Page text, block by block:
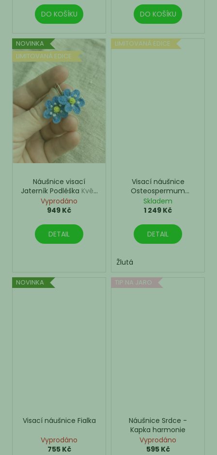
DO KOŠÍKU DO KOŠÍKU
NOVINKA
LIMITOVANÁ EDICE
Náušnice visací
Jaterník Podléška Květ,
který drží tvar
Vyprodáno
949 Kč
DETAIL
LIMITOVANÁ EDICE
Visací náušnice
Osteospermum
dámský patent
Skladem
1 249 Kč
DETAIL
Žlutá
NOVINKA
Visací náušnice Fialka
Vyprodáno
755 Kč
TIP NA JARO
Náušnice Srdce -
Kapka harmonie
Vyprodáno
595 Kč